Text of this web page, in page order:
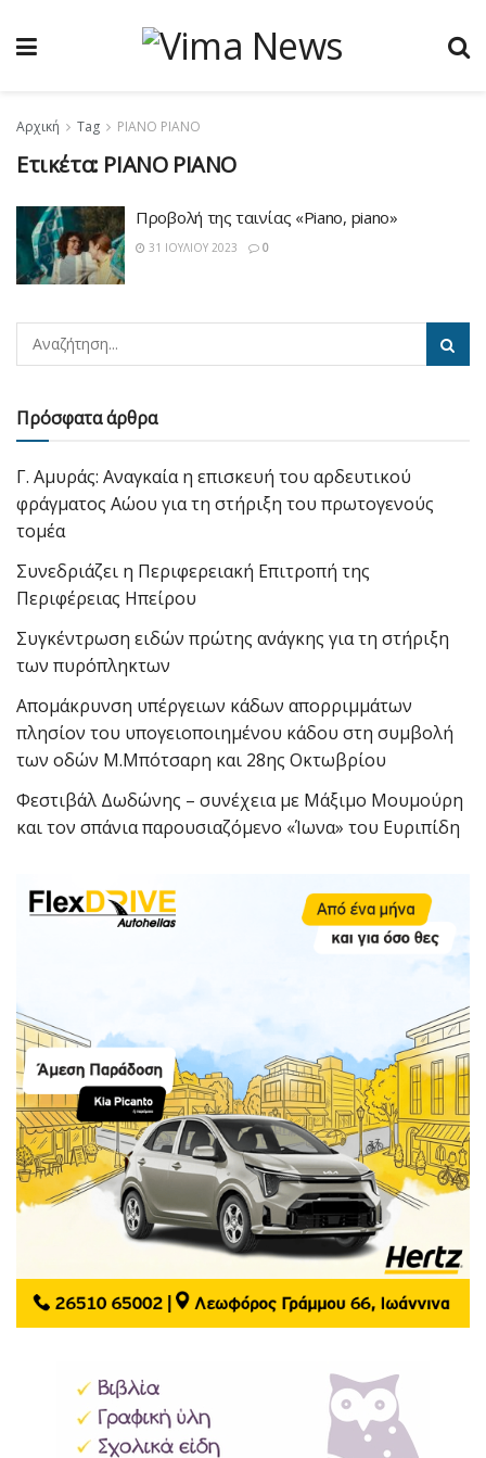
Αρχική Tag PIANO PIANO
Ετικέτα: PIANO PIANO
Προβολή της ταινίας «Piano, piano»
31 ΙΟΥΛΊΟΥ 2023 0
Πρόσφατα άρθρα
Γ. Αμυράς: Αναγκαία η επισκευή του αρδευτικού
φράγματος Αώου για τη στήριξη του πρωτογενούς
τομέα
Συνεδριάζει η Περιφερειακή Επιτροπή της
Περιφέρειας Ηπείρου
Συγκέντρωση ειδών πρώτης ανάγκης για τη στήριξη
των πυρόπληκτων
Απομάκρυνση υπέργειων κάδων απορριμμάτων
πλησίον του υπογειοποιημένου κάδου στη συμβολή
των οδών Μ.Μπότσαρη και 28ης Οκτωβρίου
Φεστιβάλ Δωδώνης – συνέχεια με Μάξιμο Μουμούρη
και τον σπάνια παρουσιαζόμενο «Ίωνα» του Ευριπίδη